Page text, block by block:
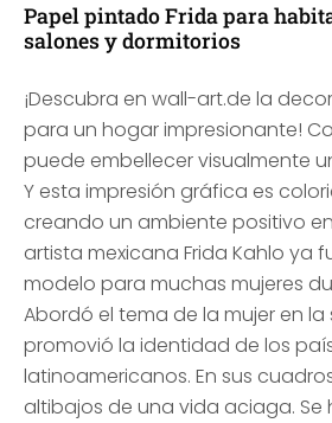
Papel pintado Frida para
salones y dormitorios
¡Descubra en wall-art.de la
para un hogar impresionante!
puede embellecer visualmente
Y esta impresión gráfica es
creando un ambiente positivo
artista mexicana Frida Kahlo ya
modelo para muchas mujeres
Abordó el tema de la mujer en
promovió la identidad de los
latinoamericanos. En sus
altibajos de una vida aciaga. Se